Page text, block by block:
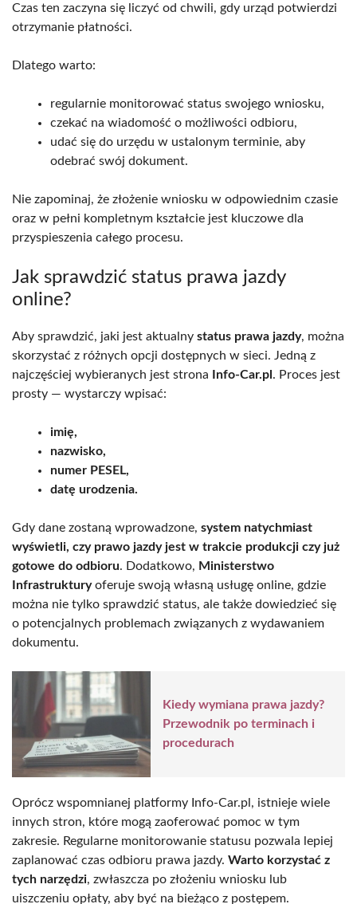
Czas ten zaczyna się liczyć od chwili, gdy urząd potwierdzi
otrzymanie płatności.
Dlatego warto:
regularnie monitorować status swojego wniosku,
czekać na wiadomość o możliwości odbioru,
udać się do urzędu w ustalonym terminie, aby
odebrać swój dokument.
Nie zapominaj, że złożenie wniosku w odpowiednim czasie
oraz w pełni kompletnym kształcie jest kluczowe dla
przyspieszenia całego procesu.
Jak sprawdzić status prawa jazdy
online?
Aby sprawdzić, jaki jest aktualny status prawa jazdy, można
skorzystać z różnych opcji dostępnych w sieci. Jedną z
najczęściej wybieranych jest strona
Info-Car.pl . Proces jest
prosty — wystarczy wpisać:
imię,
nazwisko,
numer PESEL,
datę urodzenia.
Gdy dane zostaną wprowadzone, system natychmiast
wyświetli, czy prawo jazdy jest w trakcie produkcji czy już
gotowe do odbioru. Dodatkowo, Ministerstwo
Infrastrukturyoferuje swoją własną usługę online, gdzie
można nie tylko sprawdzić status, ale także dowiedzieć się
o potencjalnych problemach związanych z wydawaniem
dokumentu.
Kiedy wymiana prawa jazdy?
Przewodnik po terminach i
procedurach
Oprócz wspomnianej platformy Info-Car.pl, istnieje wiele
innych stron, które mogą zaoferować pomoc w tym
zakresie. Regularne monitorowanie statusu pozwala lepiej
zaplanować czas odbioru prawa jazdy. Warto korzystać z
tych narzędzi, zwłaszcza po złożeniu wniosku lub
uiszczeniu opłaty, aby być na bieżąco z postępem.